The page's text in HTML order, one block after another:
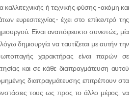
καλλιτεχνικής ή τεχνικής φύσης -ακόμη και
ευρεσιτεχνίας- έχει στο επίκεντρό της
Είναι αναπόφευκτο συνεπώς, μία
δημιουργία να ταυτίζεται με αυτήν την
χαρακτήρας είναι παρών σε
και σε κάθε διαπραγμάτευση αυτού
διαπραγμάτευσης επιτρέπουν στα
τους ως προς το άλλο μέρος, να